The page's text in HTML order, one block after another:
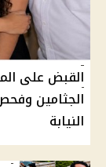
القبض على
الجثامين
النيابة